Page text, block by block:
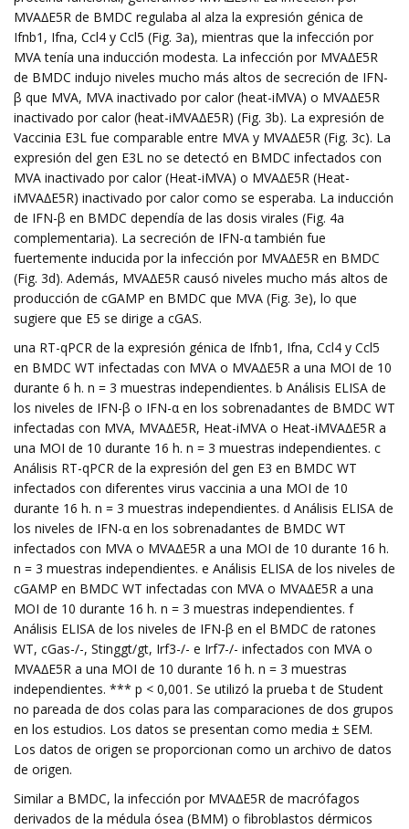
MVA∆E5R de BMDC regulaba al alza la expresión génica de
Ifnb1, Ifna, Ccl4 y Ccl5 (Fig. 3a), mientras que la infección por
MVA tenía una inducción modesta. La infección por MVA∆E5R
de BMDC indujo niveles mucho más altos de secreción de IFN-
β que MVA, MVA inactivado por calor (heat-iMVA) o MVA∆E5R
inactivado por calor (heat-iMVA∆E5R) (Fig. 3b). La expresión de
Vaccinia E3L fue comparable entre MVA y MVA∆E5R (Fig. 3c). La
expresión del gen E3L no se detectó en BMDC infectados con
MVA inactivado por calor (Heat-iMVA) o MVA∆E5R (Heat-
iMVA∆E5R) inactivado por calor como se esperaba. La inducción
de IFN-β en BMDC dependía de las dosis virales (Fig. 4a
complementaria). La secreción de IFN-α también fue
fuertemente inducida por la infección por MVA∆E5R en BMDC
(Fig. 3d). Además, MVA∆E5R causó niveles mucho más altos de
producción de cGAMP en BMDC que MVA (Fig. 3e), lo que
sugiere que E5 se dirige a cGAS.
una RT-qPCR de la expresión génica de Ifnb1, Ifna, Ccl4 y Ccl5
en BMDC WT infectadas con MVA o MVA∆E5R a una MOI de 10
durante 6 h. n = 3 muestras independientes. b Análisis ELISA de
los niveles de IFN-β o IFN-α en los sobrenadantes de BMDC WT
infectadas con MVA, MVA∆E5R, Heat-iMVA o Heat-iMVA∆E5R a
una MOI de 10 durante 16 h. n = 3 muestras independientes. c
Análisis RT-qPCR de la expresión del gen E3 en BMDC WT
infectados con diferentes virus vaccinia a una MOI de 10
durante 16 h. n = 3 muestras independientes. d Análisis ELISA de
los niveles de IFN-α en los sobrenadantes de BMDC WT
infectados con MVA o MVA∆E5R a una MOI de 10 durante 16 h.
n = 3 muestras independientes. e Análisis ELISA de los niveles de
cGAMP en BMDC WT infectadas con MVA o MVA∆E5R a una
MOI de 10 durante 16 h. n = 3 muestras independientes. f
Análisis ELISA de los niveles de IFN-β en el BMDC de ratones
WT, cGas-/-, Stinggt/gt, Irf3-/- e Irf7-/- infectados con MVA o
MVA∆E5R a una MOI de 10 durante 16 h. n = 3 muestras
independientes. *** p < 0,001. Se utilizó la prueba t de Student
no pareada de dos colas para las comparaciones de dos grupos
en los estudios. Los datos se presentan como media ± SEM.
Los datos de origen se proporcionan como un archivo de datos
de origen.
Similar a BMDC, la infección por MVA∆E5R de macrófagos
derivados de la médula ósea (BMM) o fibroblastos dérmicos